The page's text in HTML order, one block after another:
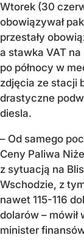
Wtorek (30
obowiązywał
przestały
a stawka VAT
po północy w
zdjęcia ze stacji
drastyczne
diesla.
– Od samego
Ceny Paliwa
z sytuacją na
Wschodzie, z
nawet 115-116
dolarów –
minister